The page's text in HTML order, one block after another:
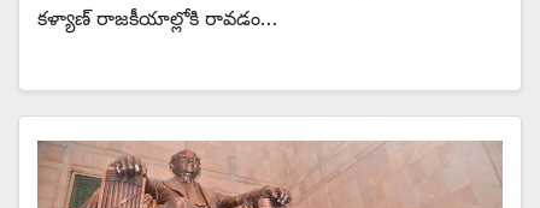
కళ్యాణ్ రాజకీయాల్లోకి రావడం…